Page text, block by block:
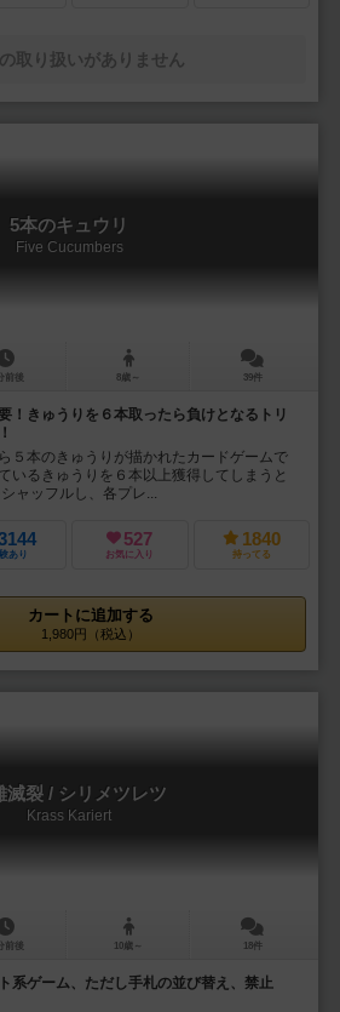
取り扱いがありません
5本のキュウリ
Five Cucumbers
前後 8歳～ 39件
！きゅうりを６本取ったら負けとなるトリ
５本のきゅうりが描かれたカードゲームで
いるきゅうりを６本以上獲得してしまうと
ャッフルし、各プレ...
あり
527
お気に入り
1840
持ってる
カートに追加する
1,980円（税込）
滅裂 / シリメツレツ
Krass Kariert
前後 10歳～ 18件
系ゲーム、ただし手札の並び替え、禁止